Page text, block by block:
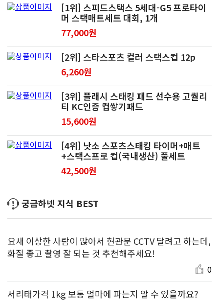
[1위] 스피드스택스 5세대-G5 프로타이
머 스택매트세트 대회, 1개
77,000원
[2위] 스타스포츠 컬러 스택스컵 12p
6,260원
[3위] 플래시 스태킹 패드 선수용 고퀄리
티 KC인증 컵쌓기패드
15,600원
[4위] 낫소 스포츠스태킹 타이머+매트
+스택스프로 컵(국내생산) 풀세트
42,500원
궁금하넷 지식 BEST
요새 이상한 사람이 많아서 현관문 CCTV 달려고 하는데,
화질 좋고 촬영 잘 되는 것 추천해주세요!
0
서리태가격 1kg 보통 얼마에 파는지 알 수 있을까요?